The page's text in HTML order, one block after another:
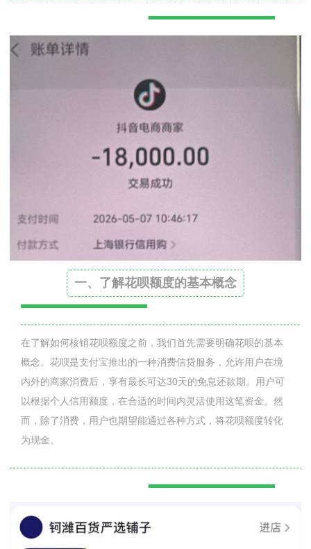
一、了解花呗额度的基本概念
在了解如何核销花呗额度之前，我们首先需要明确花呗的基本
概念。花呗是支付宝推出的一种消费信贷服务，允许用户在境
内外的商家消费后，享有最长可达30天的免息还款期。用户可
以根据个人信用额度，在合适的时间内灵活使用这笔资金。然
而，除了消费，用户也期望能通过各种方式，将花呗额度转化
为现金。